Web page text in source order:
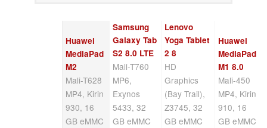
Huawei
MediaPad
M2
Mali-T628
MP4, Kirin
930, 16
GB eMMC
Samsung
Galaxy Tab
S2 8.0 LTE
Mali-T760
MP6,
Exynos
5433, 32
GB eMMC
Lenovo
Yoga Tablet
2 8
HD
Graphics
(Bay Trail),
Z3745, 32
GB eMMC
Huawei
MediaPad
M1 8.0
Mali-450
MP4, Kirin
910, 16
GB eMMC